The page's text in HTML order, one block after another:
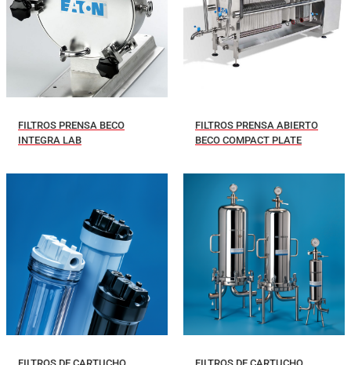
FILTROS PRENSA BECO
INTEGRA LAB
FILTROS PRENSA ABIERTO
BECO COMPACT PLATE